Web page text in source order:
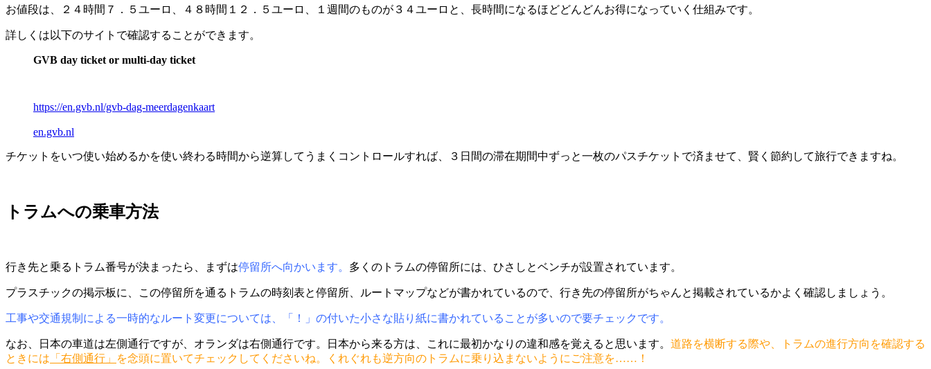
お値段は、２４時間７．５ユーロ、４８時間１２．５ユーロ、１週間のものが３４ユーロと、長時間になるほどどんどんお得になっていく仕組みです。
詳しくは以下のサイトで確認することができます。
GVB day ticket or multi-day ticket
https://en.gvb.nl/gvb-dag-meerdagenkaart
en.gvb.nl
チケットをいつ使い始めるかを使い終わる時間から逆算してうまくコントロールすれば、３日間の滞在期間中ずっと一枚のパスチケットで済ませて、賢く節約して旅行できますね。
トラムへの乗車方法
行き先と乗るトラム番号が決まったら、まずは停留所へ向かいます。 多くのトラムの停留所には、ひさしとベンチが設置されています。
プラスチックの掲示板に、この停留所を通るトラムの時刻表と停留所、ルートマップなどが書かれているので、行き先の停留所がちゃんと掲載されているかよく確認しましょう。
工事や交通規制による一時的なルート変更については、「！」の付いた小さな貼り紙に書かれていることが多いので要チェックです。
なお、日本の車道は左側通行ですが、オランダは右側通行です。日本から来る方は、これに最初かなりの違和感を覚えると思います。 道路を横断する際や、トラムの進行方向を確認する
ときには 「右側通行」 を念頭に置いてチェックしてくださいね。くれぐれも逆方向のトラムに乗り込まないようにご注意を……！